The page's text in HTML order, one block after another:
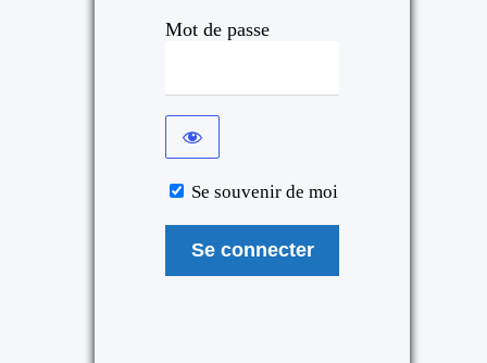
Mot de passe
Se souvenir de moi